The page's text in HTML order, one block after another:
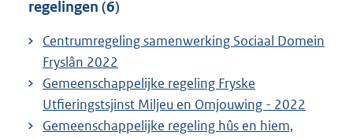
regelingen (6)
Centrumregeling samenwerking Sociaal Domein
Fryslân 2022
Gemeenschappelijke regeling Fryske
Utfieringstsjinst Miljeu en Omjouwing - 2022
Gemeenschappelijke regeling hûs en hiem,